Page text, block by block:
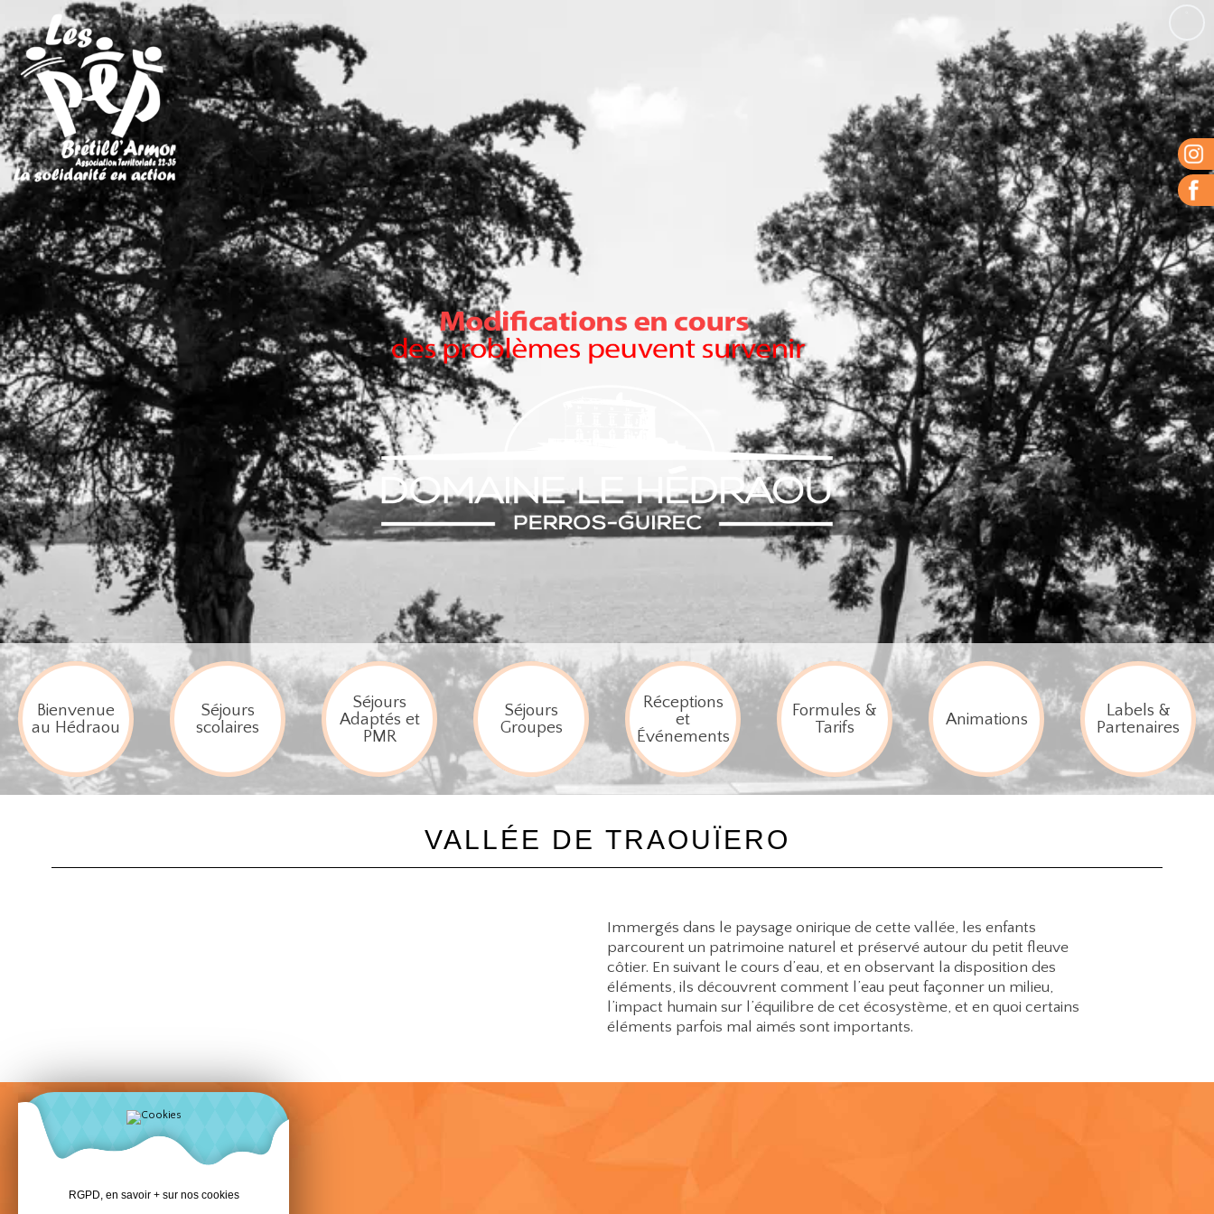
Bienvenue
au Hédraou
Séjours
scolaires
Séjours
Adaptés et
PMR
Séjours
Groupes
Réceptions
et
Événements
Formules &
Tarifs
Animations
Labels &
Partenaires
VALLÉE DE TRAOUÏERO
Immergés dans le paysage onirique de cette vallée, les enfants
parcourent un patrimoine naturel et préservé autour du petit fleuve
côtier. En suivant le cours d’eau, et en observant la disposition des
éléments, ils découvrent comment l’eau peut façonner un milieu,
l’impact humain sur l’équilibre de cet écosystème, et en quoi certains
éléments parfois mal aimés sont importants.
Domaine Le Hédraou
Perros-Guirec
RGPD, en savoir + sur nos cookies